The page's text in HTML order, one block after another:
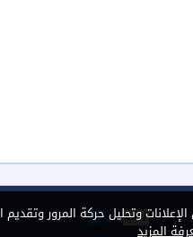
وتحليل حركة المرور
المزيد